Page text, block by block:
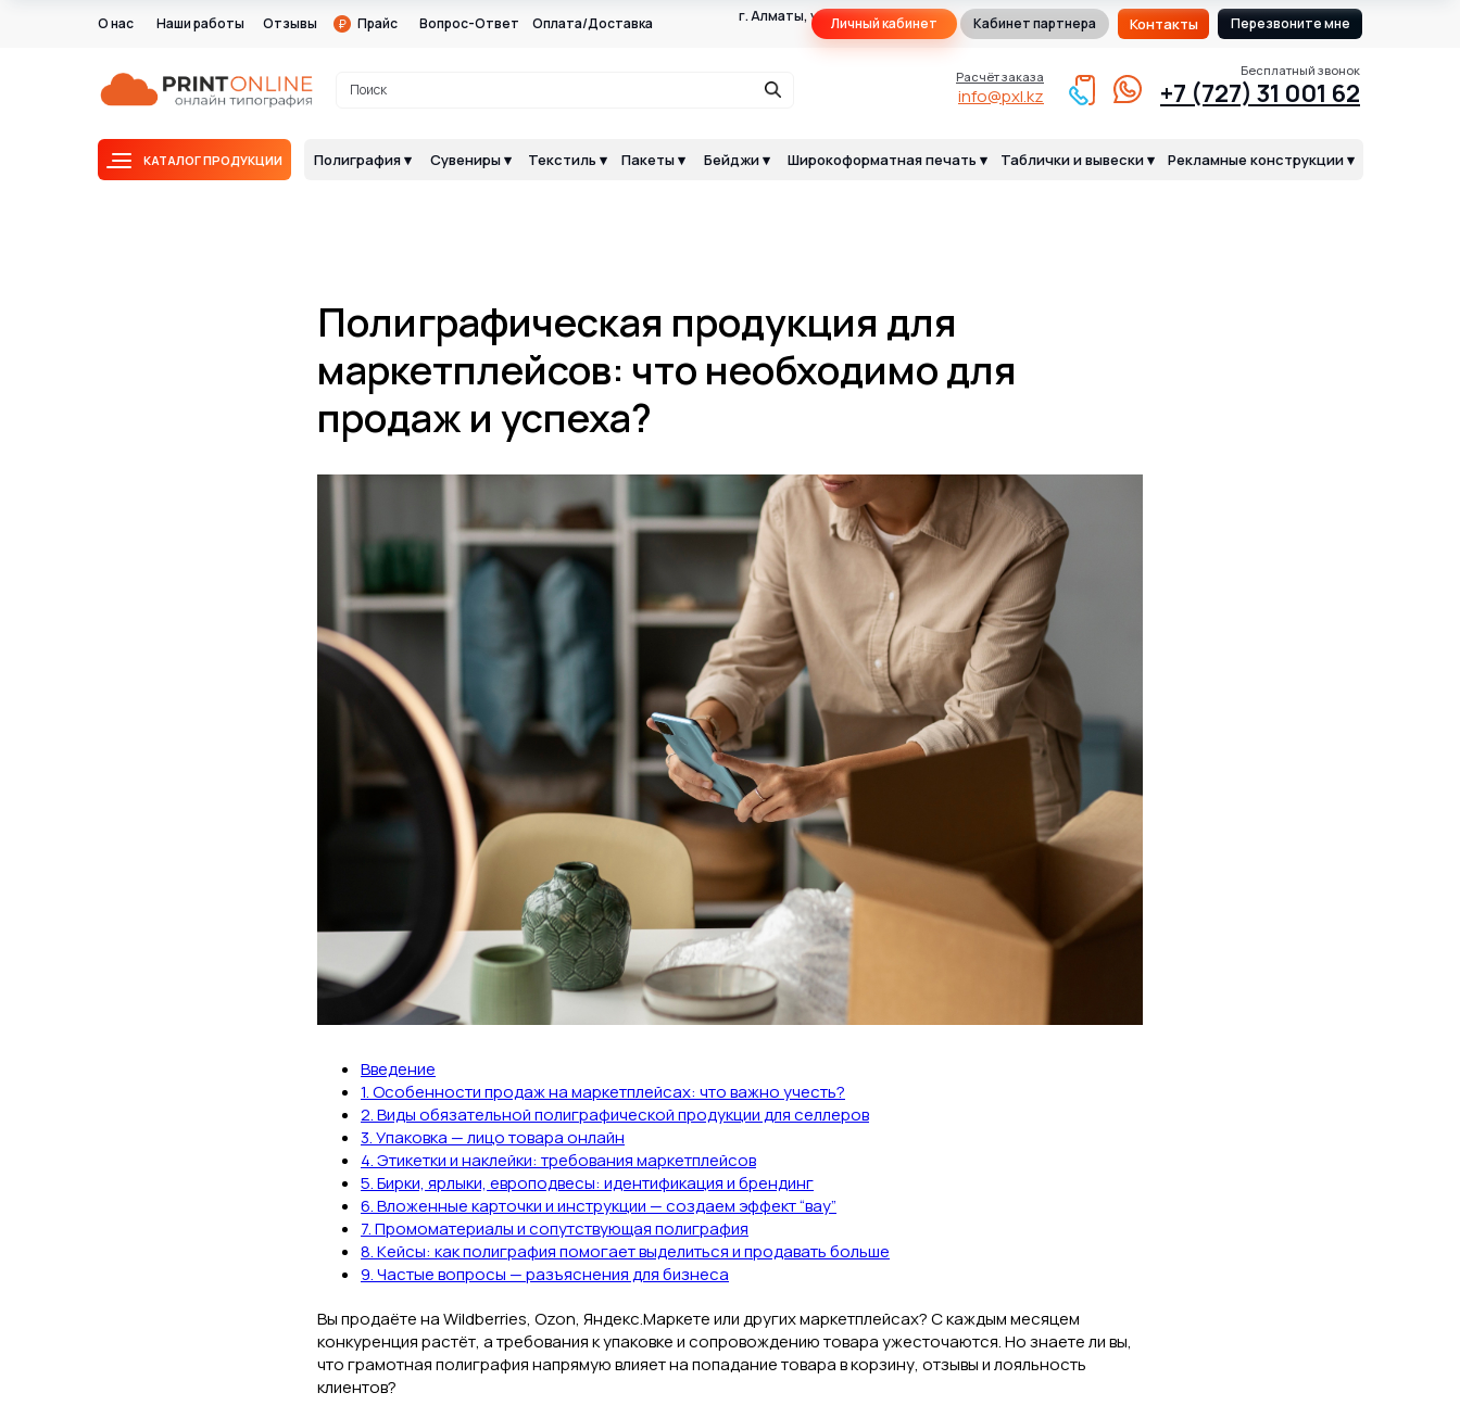
+7 (727) 31 001 62
info@pxl.kz
О нас Наши работы Отзывы Вопрос-Ответ Оплата/Доставка Перезвоните мне
Кабинет партнера
Поиск
КАТАЛОГ ПРОДУКЦИИ
Бесплатный звонок
Расчёт заказа
Контакты
Широкоформатная печать ▾
Сувениры ▾ Текстиль ▾ Рекламные конструкции ▾
Бейджи ▾
Пакеты ▾ Таблички и вывески ▾
Полиграфия ▾
Прайс г. Алматы, ул.Макатаева
117Г, оф. 105Г
Личный кабинет
Полиграфическая продукция для
маркетплейсов: что необходимо для
продаж и успеха?
Введение
1. Особенности продаж на маркетплейсах: что важно учесть?
2. Виды обязательной полиграфической продукции для селлеров
3. Упаковка — лицо товара онлайн
4. Этикетки и наклейки: требования маркетплейсов
5. Бирки, ярлыки, европодвесы: идентификация и брендинг
6. Вложенные карточки и инструкции — создаем эффект “вау”
7. Промоматериалы и сопутствующая полиграфия
8. Кейсы: как полиграфия помогает выделиться и продавать больше
9. Частые вопросы — разъяснения для бизнеса
Вы продаёте на Wildberries, Ozon, Яндекс.Маркете или других маркетплейсах? С каждым месяцем
конкуренция растёт, а требования к упаковке и сопровождению товара ужесточаются. Но знаете ли вы,
что грамотная полиграфия напрямую влияет на попадание товара в корзину, отзывы и лояльность
клиентов?